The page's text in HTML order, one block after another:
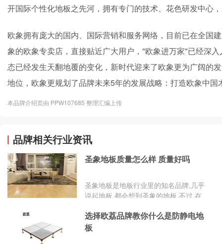
开国际个性化地板之先河，拥有专门的技术、花色研发中心
欧象拥有庞大的国内、国际营销和服务网络，目前已在全国
象的欧象专卖店，直接贴近广大用户，"欧象进万家"已经深
态已经发生天翻地覆的变化，新时代迎来了欧象更为广阔的
地位，欧象更规划了品牌未来5年的发展战略：打造欧象中
本品牌介绍页由 PPW107685 整理汇编上传
品牌相关行业资讯
圣象地板质量怎么样 质量好吗
圣象地板是地板行业里的知名品牌,几乎
说起地板,都会想到圣象的地板,不过,在
靠广告砸出来的,比较终羊毛还是出在羊
身上,结果圣象地板的价格就比较高,与
选择欧荔品牌教你什么是防静电地
板